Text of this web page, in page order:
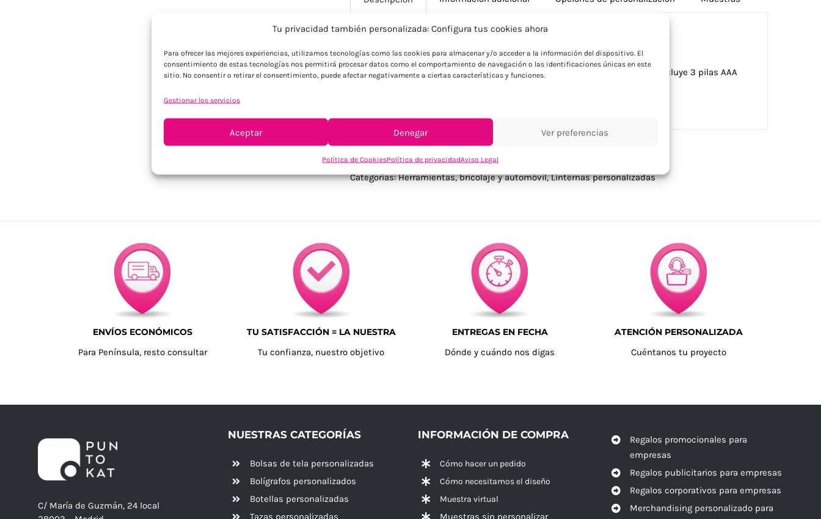
Tu privacidad también personalizada: Configura tus cookies ahora
Para ofrecer las mejores experiencias, utilizamos tecnologías como las cookies para almacenar y/o acceder a la información del dispositivo. El
consentimiento de estas tecnologías nos permitirá procesar datos como el comportamiento de navegación o las identificaciones únicas en este
sitio. No consentir o retirar el consentimiento, puede afectar negativamente a ciertas características y funciones.
Gestionar los servicios
Aceptar Denegar Ver preferencias
Política de CookiesPolítica de privacidadAviso Legal
Descripción
Linterna de aluminio con 9 luces LED, presentada en caja metálica. Incluye 3 pilas AAA
SKU:KC6860-03
Categorías:Herramientas, bricolaje y automóvil,Linternas personalizadas
ENVÍOS ECONÓMICOS
Para Península, resto consultar
TU SATISFACCIÓN = LA NUESTRA
Tu confianza, nuestro objetivo
ENTREGAS EN FECHA
Dónde y cuándo nos digas
ATENCIÓN PERSONALIZADA
Cuéntanos tu proyecto
C/ María de Guzmán, 24 local
NUESTRAS CATEGORÍAS
Bolsas de tela personalizadas
Bolígrafos personalizados
Botellas personalizadas
Tazas personalizadas
INFORMACIÓN DE COMPRA
Cómo hacer un pedido
Cómo necesitamos el diseño
Muestra virtual
Muestras sin personalizar
Regalos promocionales para
empresas
Regalos publicitarios para empresas
Regalos corporativos para empresas
Merchandising personalizado para